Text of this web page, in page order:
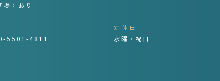
場：あり
5501-4811
定休日
水曜・祝日